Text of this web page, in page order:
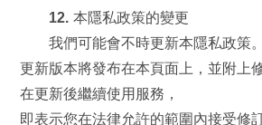
12. 本隱私政策的變更
我們可能會不時更新本隱私政策。
更新版本將發布在本頁面上，並附上
在更新後繼續使用服務，
即表示您在法律允許的範圍內接受修